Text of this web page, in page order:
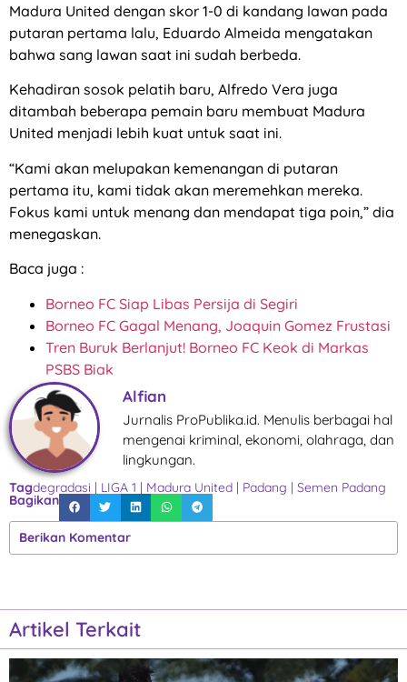
Madura United dengan skor 1-0 di kandang lawan pada
putaran pertama lalu, Eduardo Almeida mengatakan
bahwa sang lawan saat ini sudah berbeda.
Kehadiran sosok pelatih baru, Alfredo Vera juga
ditambah beberapa pemain baru membuat Madura
United menjadi lebih kuat untuk saat ini.
“Kami akan melupakan kemenangan di putaran
pertama itu, kami tidak akan meremehkan mereka.
Fokus kami untuk menang dan mendapat tiga poin,” dia
menegaskan.
Baca juga :
Borneo FC Siap Libas Persija di Segiri
Borneo FC Gagal Menang, Joaquin Gomez Frustasi
Tren Buruk Berlanjut! Borneo FC Keok di Markas
PSBS Biak
Alfian
Jurnalis ProPublika.id. Menulis berbagai hal
mengenai kriminal, ekonomi, olahraga, dan
lingkungan.
Tagdegradasi | LIGA 1 | Madura United | Padang | Semen Padang
Bagikan
Berikan Komentar
Artikel Terkait